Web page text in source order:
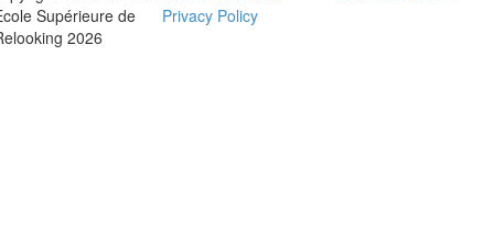
Supérieure de
2026
Privacy Policy